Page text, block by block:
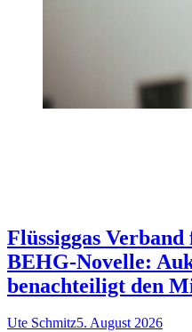
Flüssiggas
BEHG-Novelle:
benachteiligt den
Ute Schmitz5. August 2026